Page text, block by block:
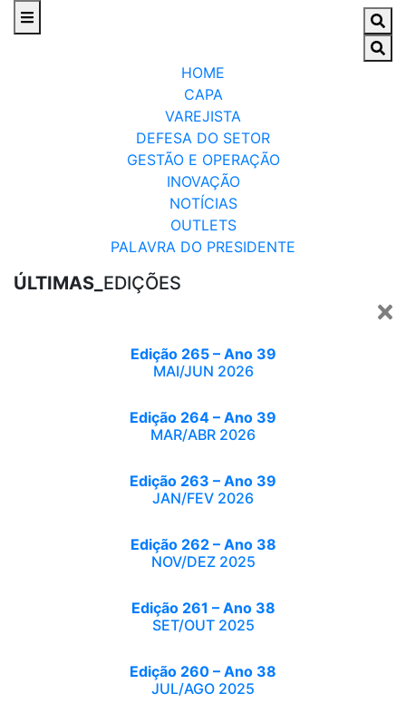
HOME
CAPA
VAREJISTA
DEFESA DO SETOR
GESTÃO E OPERAÇÃO
INOVAÇÃO
NOTÍCIAS
OUTLETS
PALAVRA DO PRESIDENTE
ÚLTIMAS_ EDIÇÕES
Edição 265 – Ano 39
MAI/JUN 2026
Edição 264 – Ano 39
MAR/ABR 2026
Edição 263 – Ano 39
JAN/FEV 2026
Edição 262 – Ano 38
NOV/DEZ 2025
Edição 261 – Ano 38
SET/OUT 2025
Edição 260 – Ano 38
JUL/AGO 2025